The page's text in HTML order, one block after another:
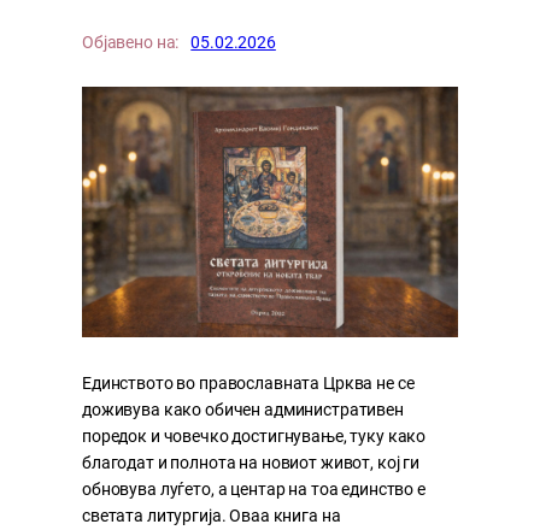
Објавено на: 05.02.2026
Единството во православната Црква не се
доживува како обичен административен
поредок и човечко достигнување, туку како
благодат и полнота на новиот живот, кој ги
обновува луѓето, а центар на тоа единство е
светата литургија. Оваа книга на